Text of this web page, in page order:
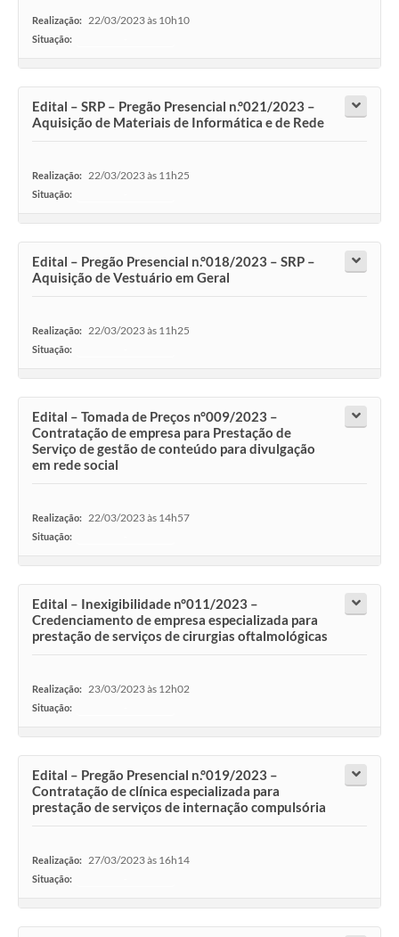
Realização: 22/03/2023 às 10h10
Situação:
Edital – SRP – Pregão Presencial n.°021/2023 –
Aquisição de Materiais de Informática e de Rede
Realização: 22/03/2023 às 11h25
Situação:
Edital – Pregão Presencial n.°018/2023 – SRP –
Aquisição de Vestuário em Geral
Realização: 22/03/2023 às 11h25
Situação:
Edital – Tomada de Preços n°009/2023 –
Contratação de empresa para Prestação de
Serviço de gestão de conteúdo para divulgação
em rede social
Realização: 22/03/2023 às 14h57
Situação:
Edital – Inexigibilidade n°011/2023 –
Credenciamento de empresa especializada para
prestação de serviços de cirurgias oftalmológicas
Realização: 23/03/2023 às 12h02
Situação:
Edital – Pregão Presencial n.°019/2023 –
Contratação de clínica especializada para
prestação de serviços de internação compulsória
Realização: 27/03/2023 às 16h14
Situação: